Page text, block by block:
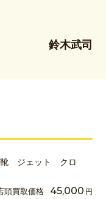
鈴木武司
靴 ジェット クロ
頭買取価格 45,000 円